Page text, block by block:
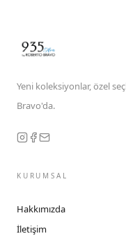
Yeni koleksiyonlar, özel
Bravo'da.
KURUMSAL
Hakkımızda
İletişim